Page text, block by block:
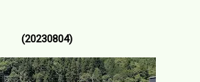
(20230804)